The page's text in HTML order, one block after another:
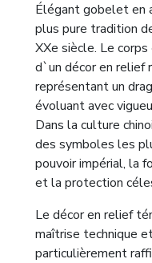
Élégant gobelet en
plus pure tradition
XXe siècle. Le
d`un décor en relief
représentant un
évoluant avec
Dans la culture
des symboles les
pouvoir impérial, la
et la protection
Le décor en relief
maîtrise technique
particulièrement